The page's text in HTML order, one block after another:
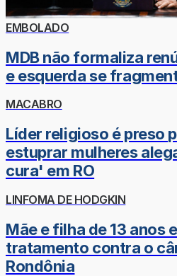
EMBOLADO
MDB não formaliza
e esquerda se
MACABRO
Líder religioso é preso
estuprar mulheres
cura' em RO
LINFOMA DE HODGKIN
Mãe e filha de 13 anos
tratamento contra o
Rondônia